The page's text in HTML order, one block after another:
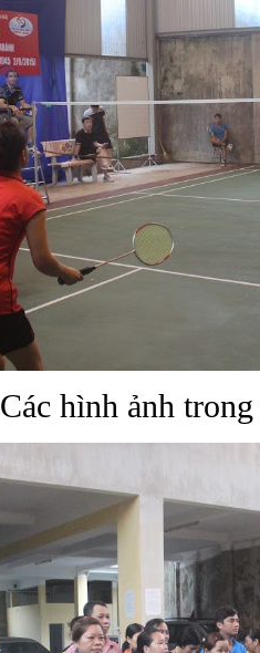
Các hình ảnh